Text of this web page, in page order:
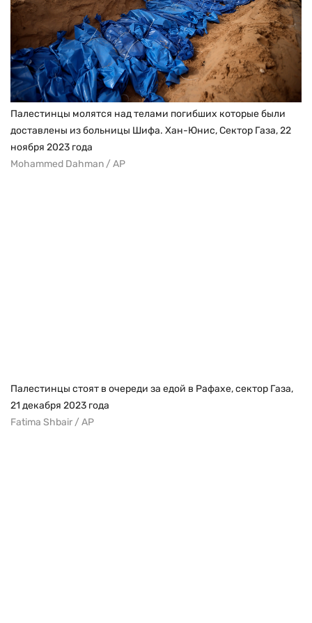
Палестинцы молятся над телами погибших которые были
доставлены из больницы Шифа. Хан-Юнис, Cектор Газа, 22
ноября 2023 года
Mohammed Dahman / AP
Палестинцы стоят в очереди за едой в Рафахе, сектор Газа,
21 декабря 2023 года
Fatima Shbair / AP